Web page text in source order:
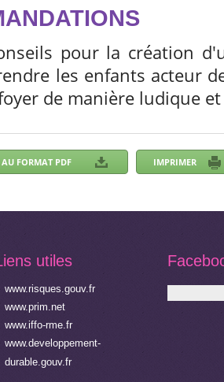
pour la création
les enfants acteur
de manière ludique
utiles
www.risques.gouv.fr
www.prim.net
www.iffo-rme.fr
www.developpement-
durable.gouv.fr